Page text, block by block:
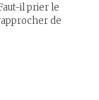
il prier le
de